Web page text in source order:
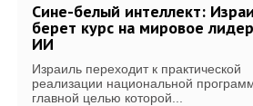
Сине-белый интеллект:
берет курс на мировое
ИИ
Израиль переходит к практической
реализации национальной
главной целью которой...